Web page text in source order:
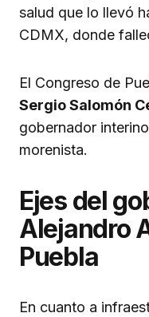
salud que lo llevó
CDMX, donde
El Congreso de
Sergio Salomón
gobernador
morenista.
Ejes del
Alejandro
Puebla
En cuanto a